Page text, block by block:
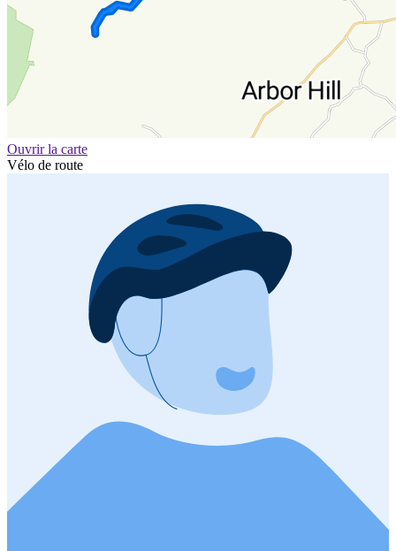
Ouvrir la carte
Vélo de route